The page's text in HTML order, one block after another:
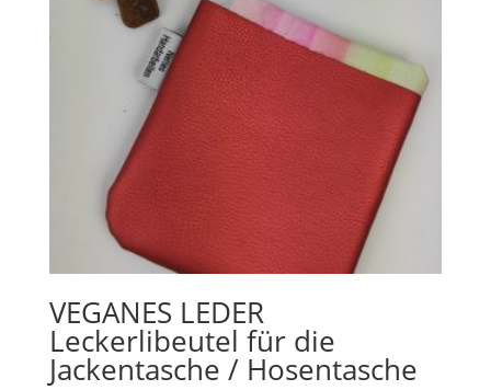
VEGANES LEDER
Leckerlibeutel für die
Jackentasche / Hosentasche